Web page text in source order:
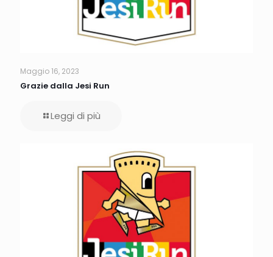
Maggio 16, 2023
Grazie dalla Jesi Run
Leggi di più